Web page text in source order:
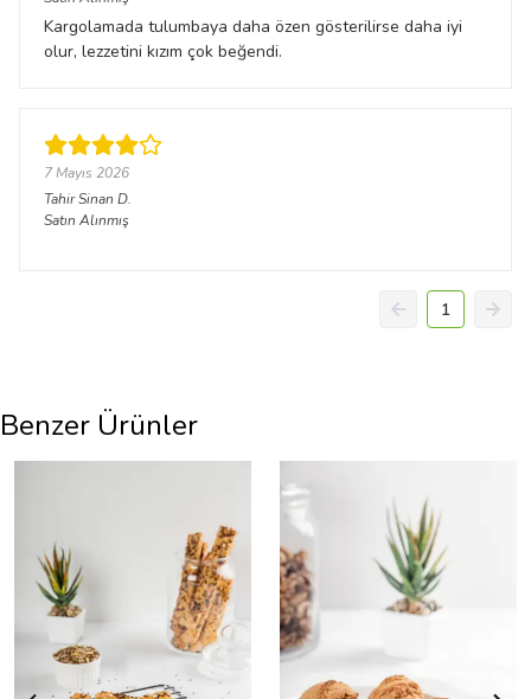
Kargolamada tulumbaya daha özen gösterilirse daha iyi
olur, lezzetini kızım çok beğendi.
7 Mayıs 2026
Tahir Sinan D.
Satın Alınmış
1
Benzer Ürünler